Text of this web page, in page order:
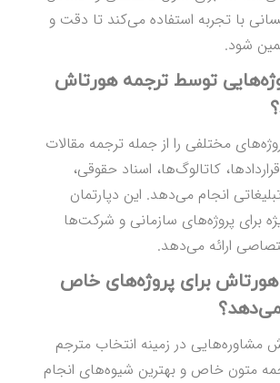
با تجربه استفاده می‌کند تا دقت و
شود.
توسط ترجمه هورتاش
مختلفی را از جمله ترجمه مقالات
کاتالوگ‌ها، اسناد حقوقی،
انجام می‌دهد. این دپارتمان
برای پروژه‌های سازمانی و شرکت‌ها
ارائه می‌دهد.
هورتاش برای پروژه‌های خاص
می‌دهد؟
مشاوره‌هایی در زمینه انتخاب مترجم
متون خاص و بهترین شیوه‌های انجام